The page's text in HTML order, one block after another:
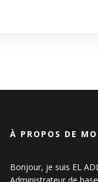
À PROPOS DE
Bonjour, je suis EL
Administrateur de